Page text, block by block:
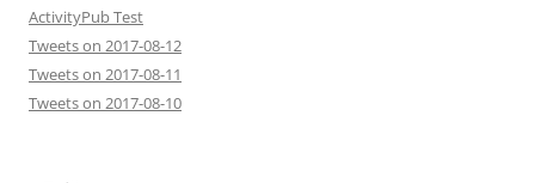
ActivityPub Test
Tweets on 2017-08-12
Tweets on 2017-08-11
Tweets on 2017-08-10